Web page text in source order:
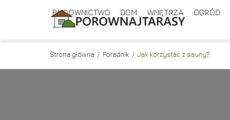
BUDOWNICTWO DOM WNĘTRZA OGRÓD
Strona główna / Poradnik / Jak korzystać z sauny?